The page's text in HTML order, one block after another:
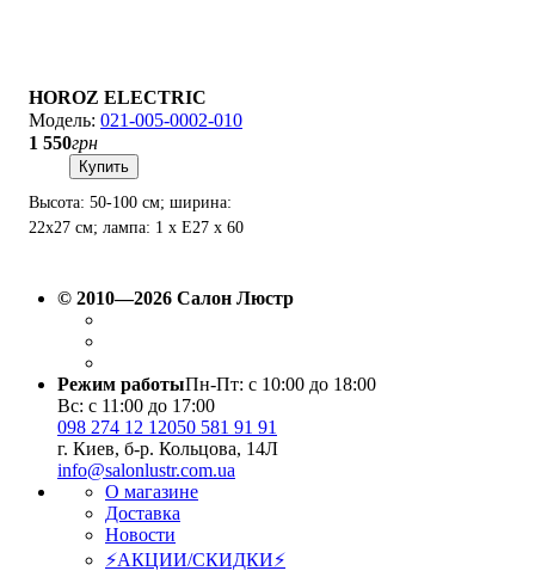
HOROZ ELECTRIC
021-005-0002-010
1 550грн
Купить
Высота: 50-100 см; ширина:
22х27 см; лампа: 1 х Е27 х 60
© 2010—2026 Салон Люстр
Режим работыПн-Пт: с 10:00 до 18:00
Вс: с 11:00 до 17:00
098 274 12 12050 581 91 91
г. Киев, б-р. Кольцова, 14Л
info@salonlustr.com.ua
О магазине
Доставка
Новости
⚡АКЦИИ/СКИДКИ⚡